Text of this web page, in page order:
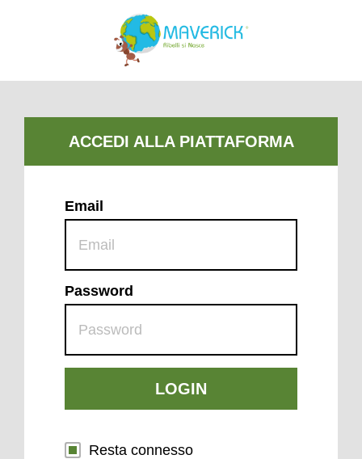
Email
Password
LOGIN
Resta connesso